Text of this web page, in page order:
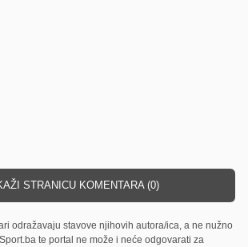
STRANICU KOMENTARA (0)
odražavaju stavove njihovih autora/ica, a ne nužno
te portal ne može i neće odgovarati za